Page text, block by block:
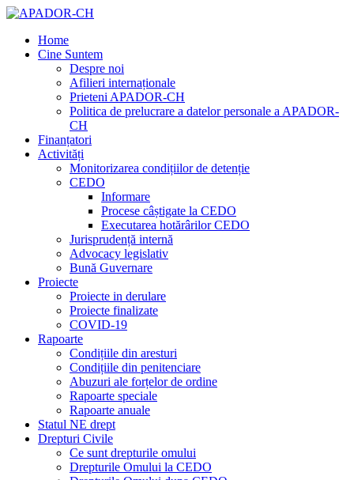
Home
Cine Suntem
Despre noi
Afilieri internaționale
Prieteni APADOR-CH
Politica de prelucrare a datelor personale a APADOR-
CH
Finanțatori
Activități
Monitorizarea condițiilor de detenție
CEDO
Informare
Procese câștigate la CEDO
Executarea hotărârilor CEDO
Jurisprudență internă
Advocacy legislativ
Bună Guvernare
Proiecte
Proiecte in derulare
Proiecte finalizate
COVID-19
Rapoarte
Condițiile din aresturi
Condițiile din penitenciare
Abuzuri ale forțelor de ordine
Rapoarte speciale
Rapoarte anuale
Statul NE drept
Drepturi Civile
Ce sunt drepturile omului
Drepturile Omului la CEDO